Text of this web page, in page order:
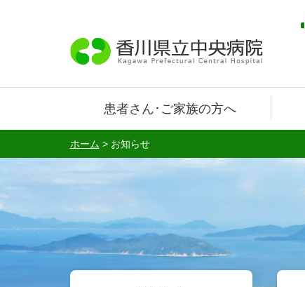
患者さん･ご家族の方へ
ホーム > お知らせ